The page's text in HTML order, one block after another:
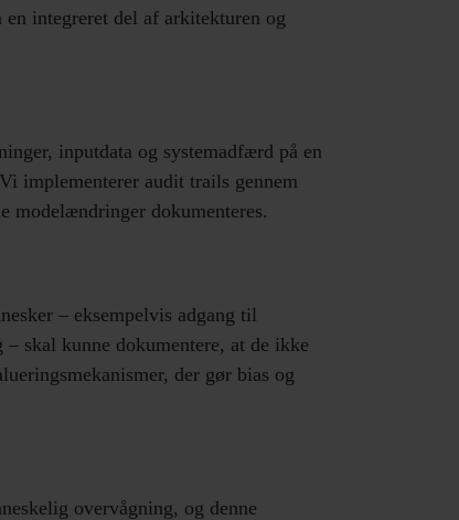
integreret del af arkitekturen og
inputdata og systemadfærd på en
implementerer audit trails gennem
modelændringer dokumenteres.
– eksempelvis adgang til
skal kunne dokumentere, at de ikke
der gør bias og
overvågning, og denne